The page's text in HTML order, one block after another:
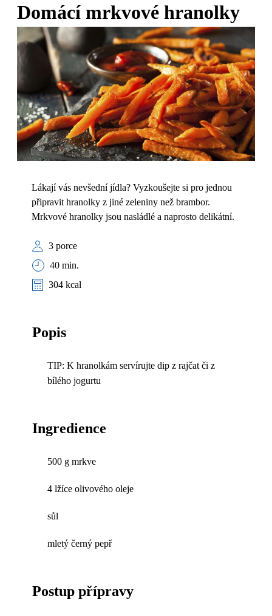
Domácí mrkvové hranolky
Lákají vás nevšední jídla? Vyzkoušejte si pro jednou
připravit hranolky z jiné zeleniny než brambor.
Mrkvové hranolky jsou nasládlé a naprosto delikátní.
3 porce
40 min.
304 kcal
Popis
TIP: K hranolkám servírujte dip z rajčat či z
bílého jogurtu
Ingredience
500 g mrkve
4 lžíce olivového oleje
sůl
mletý černý pepř
Postup přípravy